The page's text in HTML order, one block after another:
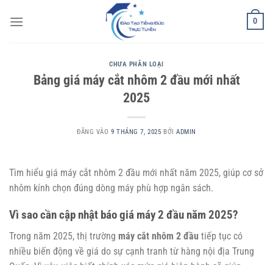
qua
0
CHƯA PHÂN LOẠI
Bảng giá máy cắt nhôm 2 đầu mới nhất
2025
ĐĂNG VÀO 9 THÁNG 7, 2025 BỞIADMIN
Tìm hiểu giá máy cắt nhôm 2 đầu mới nhất năm 2025, giúp cơ sở
nhôm kính chọn đúng dòng máy phù hợp ngân sách.
Vì sao cần cập nhật báo giá máy 2 đầu năm 2025?
Trong năm 2025, thị trường máy cắt nhôm 2 đầu tiếp tục có
nhiều biến động về giá do sự cạnh tranh từ hàng nội địa Trung